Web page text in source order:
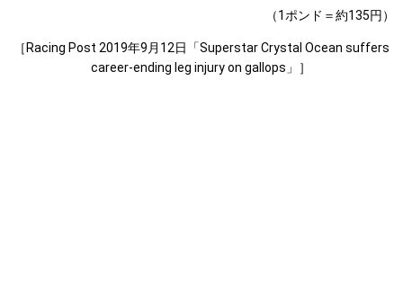
（1ポンド＝約135円）
［Racing Post 2019年9月12日「Superstar Crystal Ocean suffers
career-ending leg injury on gallops」］